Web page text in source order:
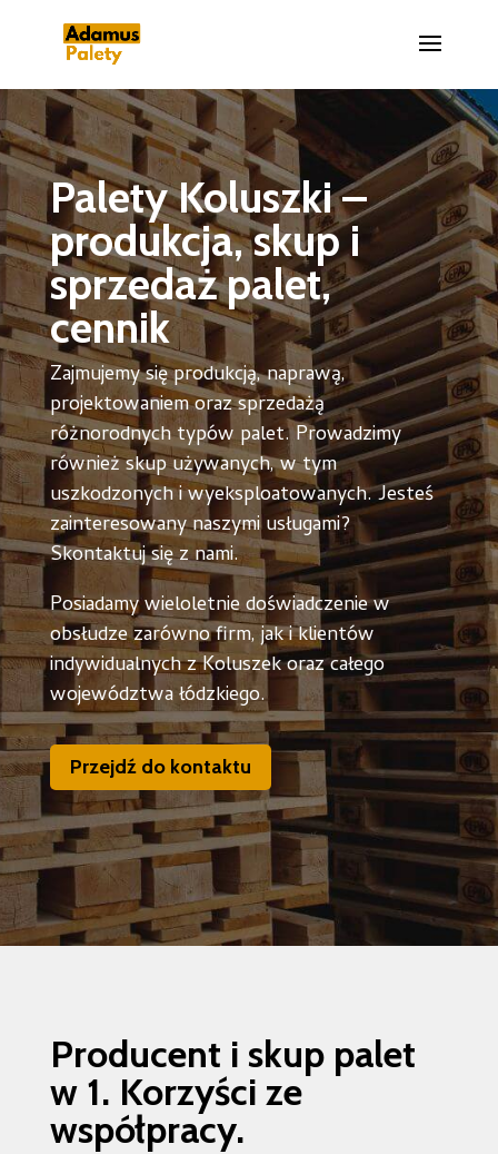
Palety Koluszki –
produkcja, skup i
sprzedaż palet,
cennik
Zajmujemy się produkcją, naprawą,
projektowaniem oraz sprzedażą
różnorodnych typów palet. Prowadzimy
również skup używanych, w tym
uszkodzonych i wyeksploatowanych. Jesteś
zainteresowany naszymi usługami?
Skontaktuj się z nami.
Posiadamy wieloletnie doświadczenie w
obsłudze zarówno firm, jak i klientów
indywidualnych z Koluszek oraz całego
województwa łódzkiego.
Przejdź do kontaktu
Producent i skup palet
w 1. Korzyści ze
współpracy.